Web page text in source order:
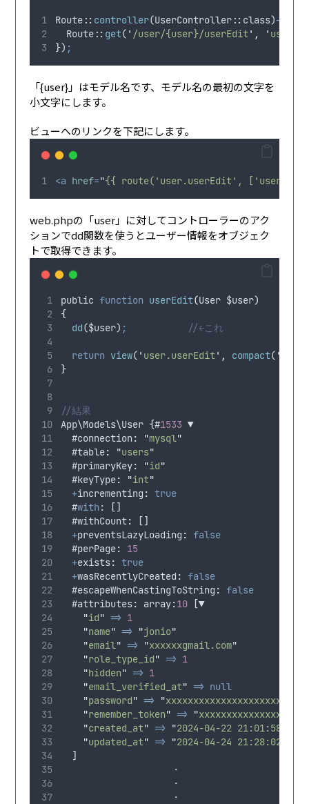
Route: : controller(UserController:: class)->
  Route
: : get( ' /user/{user}/userEdit' , '
}) ;
「{user}」はモデル名です、モデル名の最初の文字を
小文字にします。
ビューへのリンクを下記にします。
<a href="{{ route('user.userEdit', ['user' =>
web.phpの「user」に対してコントローラーのアク
ションでdd関数を使うとユーザー情報をオブジェク
トで取得できます。
public function userEdit(User $user)
{
dd($user) ; //←これ
return view( ' user.userEdit' , compact( '
}
//結果
App\Models\User {#1533 ▼
  #connection
: "mysql"
  #table
: "users"
  #primaryKey
: "id"
  #keyType
: "int"
+incrementing : true
  #
with : []
  #withCount
:
[]
+preventsLazyLoading :
false
  #perPage
:
15
+exists: true
+wasRecentlyCreated :
false
  #escapeWhenCastingToString
:
false
  #attributes
: array:10 [▼
"id" => 1
"name" => "jonio"
"email" => "xxxxxxgmail.com"
"role_type_id" => 1
"hidden" => 1
"email_verified_at" => null
"password" => "
"remember_token" => "
"created_at" => "2024-04-22 21:01:58
"updated_at" => "2024-04-24 21:28:02
  ]
                    ・
                    ・
                    ・